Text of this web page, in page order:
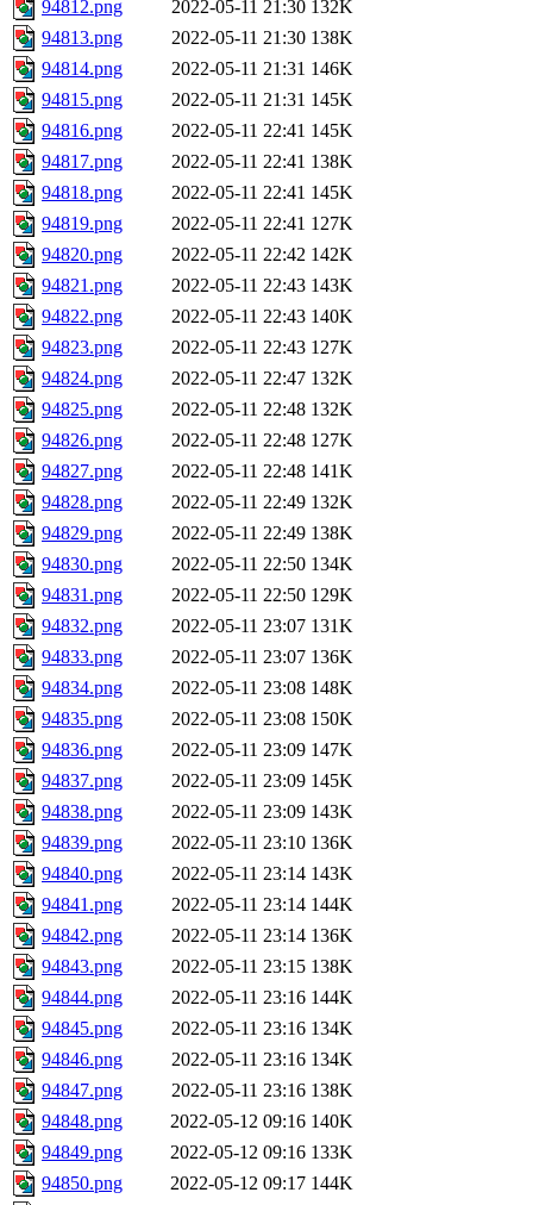
94812.png
2022-05-11 21:30 132K
94813.png
2022-05-11 21:30 138K
94814.png
2022-05-11 21:31 146K
94815.png
2022-05-11 21:31 145K
94816.png
2022-05-11 22:41 145K
94817.png
2022-05-11 22:41 138K
94818.png
2022-05-11 22:41 145K
94819.png
2022-05-11 22:41 127K
94820.png
2022-05-11 22:42 142K
94821.png
2022-05-11 22:43 143K
94822.png
2022-05-11 22:43 140K
94823.png
2022-05-11 22:43 127K
94824.png
2022-05-11 22:47 132K
94825.png
2022-05-11 22:48 132K
94826.png
2022-05-11 22:48 127K
94827.png
2022-05-11 22:48 141K
94828.png
2022-05-11 22:49 132K
94829.png
2022-05-11 22:49 138K
94830.png
2022-05-11 22:50 134K
94831.png
2022-05-11 22:50 129K
94832.png
2022-05-11 23:07 131K
94833.png
2022-05-11 23:07 136K
94834.png
2022-05-11 23:08 148K
94835.png
2022-05-11 23:08 150K
94836.png
2022-05-11 23:09 147K
94837.png
2022-05-11 23:09 145K
94838.png
2022-05-11 23:09 143K
94839.png
2022-05-11 23:10 136K
94840.png
2022-05-11 23:14 143K
94841.png
2022-05-11 23:14 144K
94842.png
2022-05-11 23:14 136K
94843.png
2022-05-11 23:15 138K
94844.png
2022-05-11 23:16 144K
94845.png
2022-05-11 23:16 134K
94846.png
2022-05-11 23:16 134K
94847.png
2022-05-11 23:16 138K
94848.png
2022-05-12 09:16 140K
94849.png
2022-05-12 09:16 133K
94850.png
2022-05-12 09:17 144K